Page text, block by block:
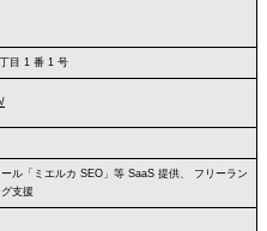
目 1 番 1 号
ル「ミエルカ SEO」等 SaaS 提供、 フリーラン
支援